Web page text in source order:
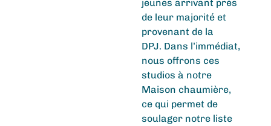
jeunes arrivant près
de leur majorité et
provenant de la
DPJ. Dans l’immédiat,
nous offrons ces
studios à notre
Maison chaumière,
ce qui permet de
soulager notre liste